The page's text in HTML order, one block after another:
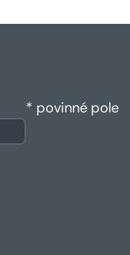
* povinné pole